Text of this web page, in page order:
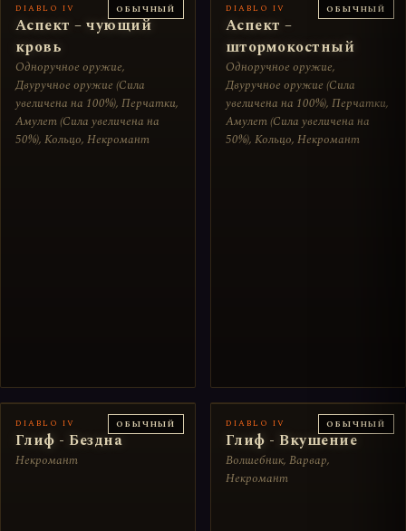
ОБЫЧНЫЙ
DIABLO IV
Аспект – чующий
кровь
Одноручное оружие,
Двуручное оружие (Сила
увеличена на 100%), Перчатки,
Амулет (Сила увеличена на
50%), Кольцо, Некромант
ОБЫЧНЫЙ
DIABLO IV
Аспект –
штормокостный
Одноручное оружие,
Двуручное оружие (Сила
увеличена на 100%), Перчатки,
Амулет (Сила увеличена на
50%), Кольцо, Некромант
ОБЫЧНЫЙ
DIABLO IV
Глиф - Бездна
Некромант
ОБЫЧНЫЙ
DIABLO IV
Глиф - Вкушение
Волшебник, Варвар,
Некромант